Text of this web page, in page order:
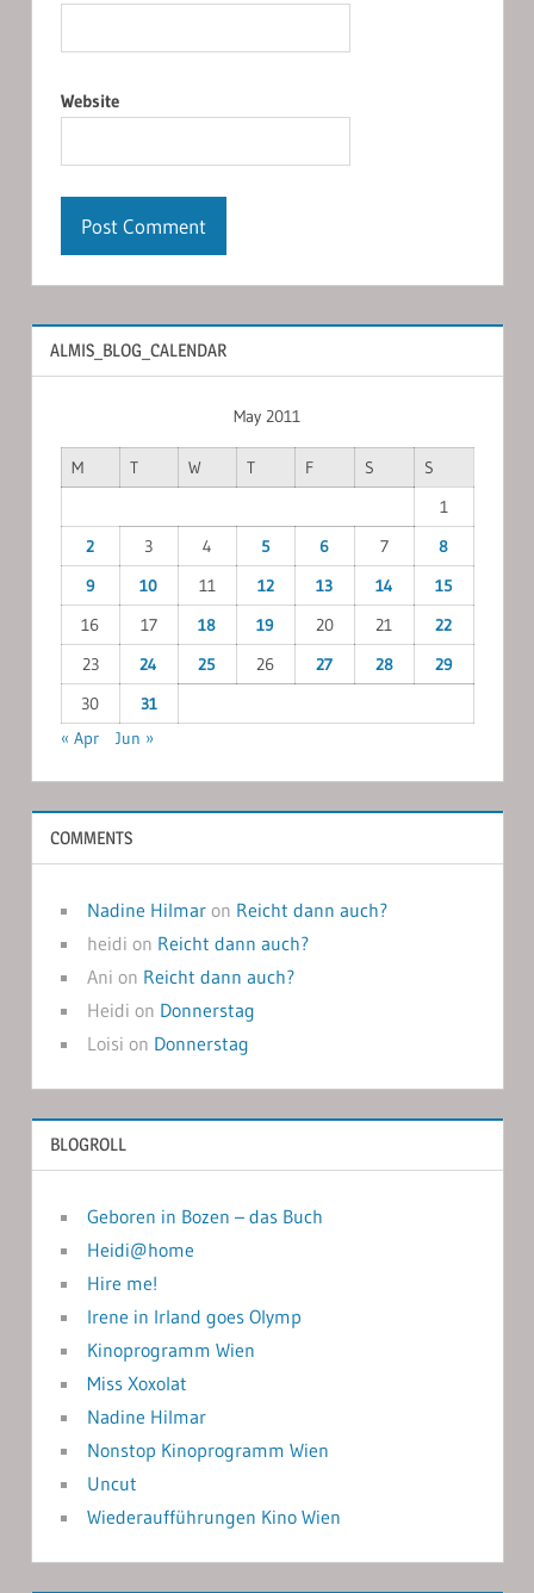
Website
ALMIS_BLOG_CALENDAR
May 2011
M T W T F S
S
1
2
3 4 5 6 7
8
9
10 11 12 13 14
15
16
17 18 19 20 21
22
23
24 25 26 27 28
29
30
31
« Apr
Jun »
COMMENTS
Nadine Hilmaron Reicht dann auch?
heidi on Reicht dann auch?
Ani on Reicht dann auch?
Heidi on Donnerstag
Loisi on Donnerstag
BLOGROLL
Geboren in Bozen – das Buch
Heidi@home
Hire me!
Irene in Irland goes Olymp
Kinoprogramm Wien
Miss Xoxolat
Nadine Hilmar
Nonstop Kinoprogramm Wien
Uncut
Wiederaufführungen Kino Wien